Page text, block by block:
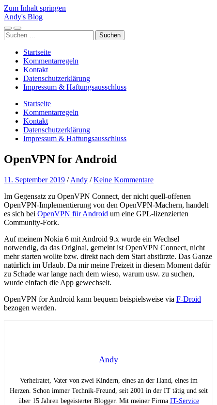
Zum Inhalt springen
Andy's Blog
Mobile-
Menü
Suchfeld
ein-/ausblenden
Suchen
nach:
Startseite
Kommentarregeln
Kontakt
Datenschutzerklärung
Impressum & Haftungsausschluss
Startseite
Kommentarregeln
Kontakt
Datenschutzerklärung
Impressum & Haftungsausschluss
OpenVPN for Android
11. September 2019 /Andy /Keine Kommentare
Im Gegensatz zu OpenVPN Connect, der nicht quell-offenen
OpenVPN-Implementierung von den OpenVPN-Machern, handelt
es sich bei OpenVPN für Android um eine GPL-lizenzierten
Community-Fork.
Auf meinem Nokia 6 mit Android 9.x wurde ein Wechsel
notwendig, da das Original, gemeint ist OpenVPN Connect, nicht
mehr starten wollte bzw. direkt nach dem Start abstürzte. Das Ganze
natürlich im Urlaub. Da mir meine Freizeit in diesem Moment dafür
zu Schade war lange nach dem wieso, warum usw. zu suchen,
wurde einfach die App gewechselt.
OpenVPN for Android kann bequem beispielsweise via F-Droid
bezogen werden.
Andy
Verheiratet, Vater von zwei Kindern, eines an der Hand, eines im
Herzen. Schon immer Technik-Freund, seit 2001 in der IT tätig und seit
über 15 Jahren begeisterter Blogger. Mit meiner Firma IT-Service